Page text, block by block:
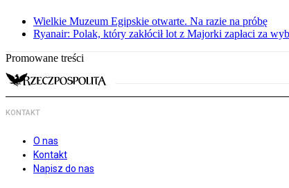
Wielkie Muzeum Egipskie otwarte. Na razie na próbę
Ryanair: Polak, który zakłócił lot z Majorki zapłaci za
Promowane treści
KONTAKT
O nas
Kontakt
Napisz do nas